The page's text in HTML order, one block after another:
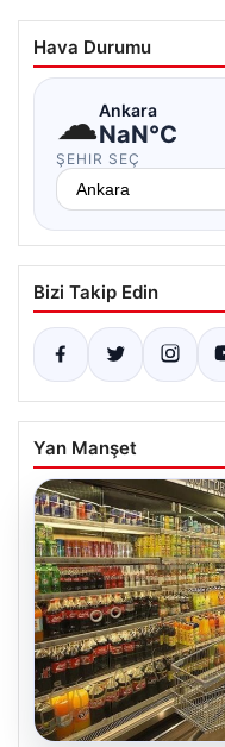
Hava Durumu
☁Ankara
NaN°C
ŞEHIR SEÇ
Bizi Takip Edin
Yan Manşet